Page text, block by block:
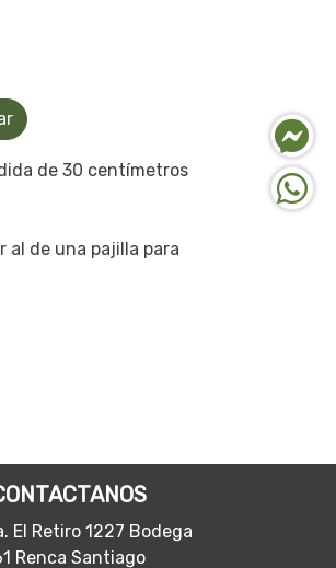
de 30 centímetros
al de una pajilla para
El Retiro 1227 Bodega
Renca Santiago